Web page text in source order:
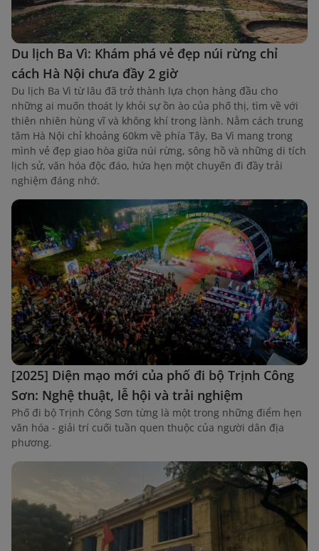
Du lịch Ba Vì: Khám phá vẻ đẹp núi rừng chỉ
cách Hà Nội chưa đầy 2 giờ
Du lịch Ba Vì từ lâu đã trở thành lựa chọn hàng đầu cho
những ai muốn thoát ly khỏi sự ồn ào của phố thị, tìm về với
thiên nhiên hùng vĩ và không khí trong lành. Nằm cách trung
tâm Hà Nội chỉ khoảng 60km về phía Tây, Ba Vì mang trong
mình vẻ đẹp giao hòa giữa núi rừng, sông hồ và những di tích
lịch sử, văn hóa độc đáo, hứa hẹn một chuyến đi đầy trải
nghiệm đáng nhớ.
[2025] Diện mạo mới của phố đi bộ Trịnh Công
Sơn: Nghệ thuật, lễ hội và trải nghiệm
Phố đi bộ Trịnh Công Sơn từng là một trong những điểm hẹn
văn hóa - giải trí cuối tuần quen thuộc của người dân địa
phương.